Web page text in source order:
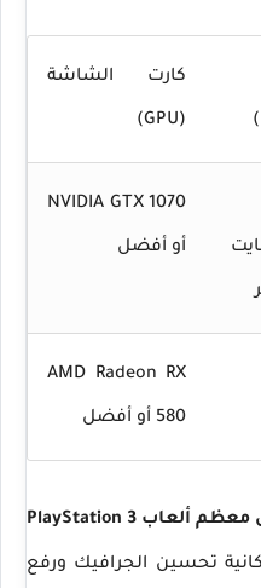
كارت الشاشة
(GPU)
NVIDIA GTX 1070
أو أفضل
AMD Radeon RX
580 أو أفضل
تشغيل معظم ألعاب PlayStation 3
تحسين الجرافيك ورفع